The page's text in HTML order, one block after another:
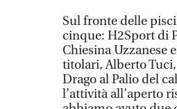
Sul fronte delle
cinque: H2Sport di
Chiesina Uzzanese
titolari, Alberto
Drago al Palio del
l’attività all’aperto